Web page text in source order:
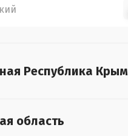
Республика Крым
область